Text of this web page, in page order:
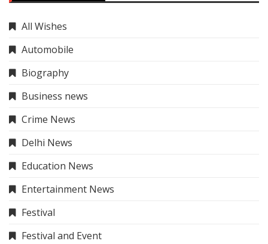
All Wishes
Automobile
Biography
Business news
Crime News
Delhi News
Education News
Entertainment News
Festival
Festival and Event